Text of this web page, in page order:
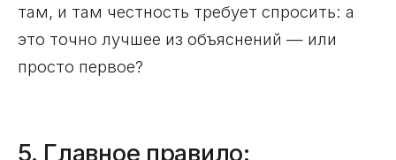
там, и там честность требует спросить: а
это точно лучшее из объяснений — или
просто первое?
5. Главное правило: